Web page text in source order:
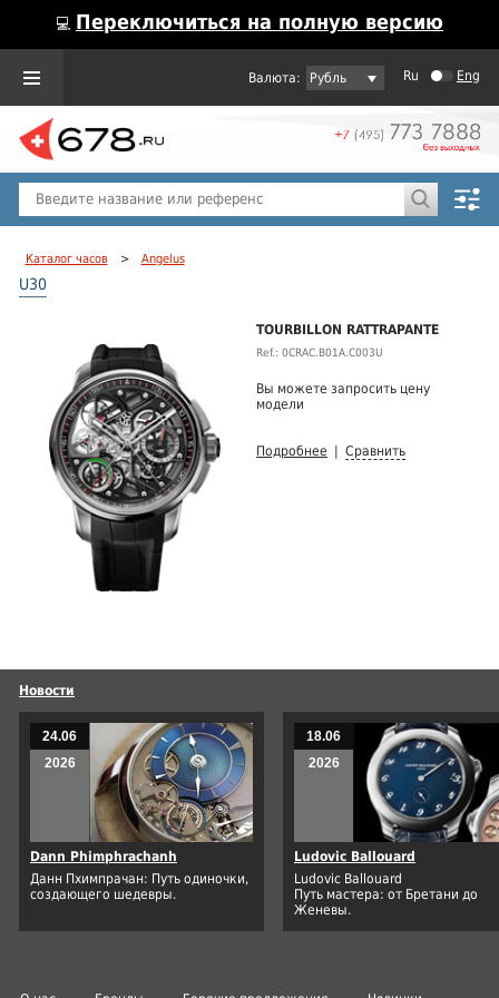
💻 Переключиться на полную версию
Рубль Ru Eng
Каталог часов > Angelus
U30
TOURBILLON RATTRAPANTE
Ref.: 0CRAC.B01A.C003U
Вы можете запросить цену
модели
Подробнее Сравнить
Новости
24.06
2026
Dann Phimphrachanh
Данн Пхимпрачан: Путь одиночки,
создающего шедевры.
18.06
2026
Ludovic Ballouard
Ludovic Ballouard
Путь мастера: от Бретани до
Женевы.